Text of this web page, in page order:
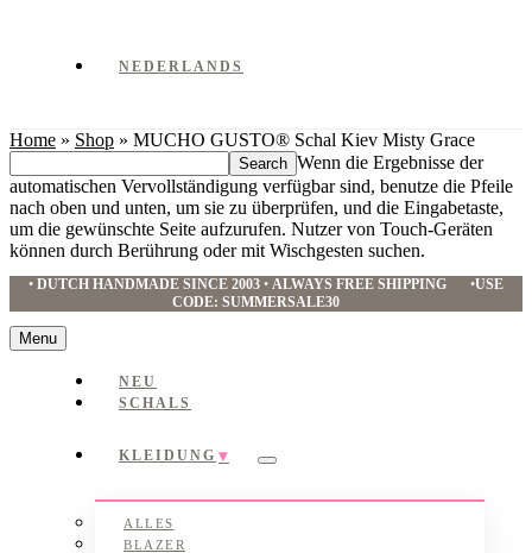
NEDERLANDS
Home » Shop » MUCHO GUSTO® Schal Kiev Misty Grace
this
website
Wenn die Ergebnisse der
automatischen Vervollständigung verfügbar sind, benutze die Pfeile
nach oben und unten, um sie zu überprüfen, und die Eingabetaste,
um die gewünschte Seite aufzurufen. Nutzer von Touch-Geräten
können durch Berührung oder mit Wischgesten suchen.
•DUTCH HANDMADE SINCE 2003 • ALWAYS FREE SHIPPING •USE
CODE: SUMMERSALE30
Menu
NEU
SCHALS
KLEIDUNG
Submenu
ALLES
BLAZER